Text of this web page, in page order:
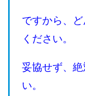
ですから、
ください。
妥協せず、
い。